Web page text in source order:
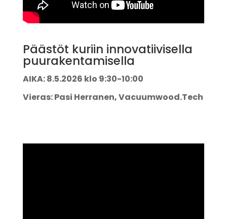
Päästöt kuriin innovatiivisella
puurakentamisella
AIKA: 8.5.2026 klo 9:30-10:00
Vieras: Pasi Herranen, Vacuumwood.Tech